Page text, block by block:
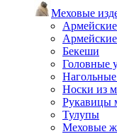
Меховые
Бекеши
Головные
Носки из
Рукавицы
Тулупы
Меховые